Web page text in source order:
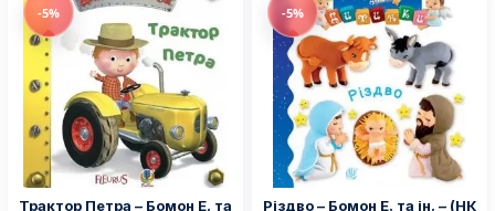
-5%
Трактор Петра – Бомон Е. та
-5%
Різдво – Бомон Е. та ін. – (НК